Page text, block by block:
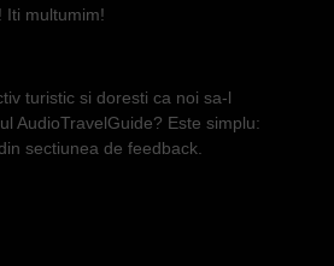
Iti multumim!
turistic si doresti ca noi sa-l
AudioTravelGuide? Este simplu:
sectiunea de feedback.